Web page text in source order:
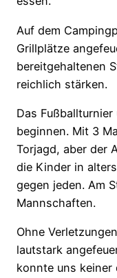
Auf dem
Grillplätze
bereitgehaltenen
reichlich stärken.
Das
beginnen. Mit 3
Torjagd, aber der
die Kinder in
gegen jeden. Am
Mannschaften.
Ohne
lautstark
konnte uns keiner